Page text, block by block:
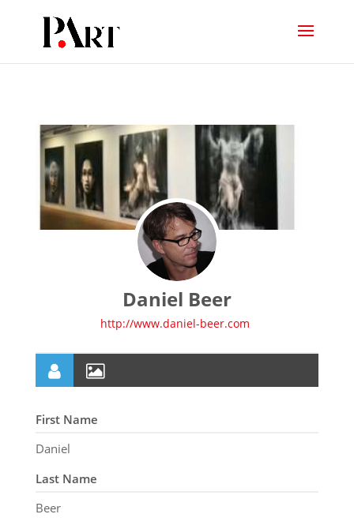
Daniel Beer
http://www.daniel-beer.com
First Name
Daniel
Last Name
Beer